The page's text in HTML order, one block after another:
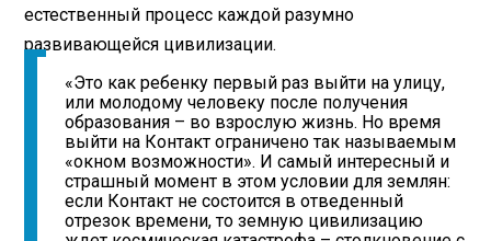
естественный процесс каждой разумно
развивающейся цивилизации.
«Это как ребенку первый раз выйти на улицу,
или молодому человеку после получения
образования – во взрослую жизнь. Но время
выйти на Контакт ограничено так называемым
«окном возможности». И самый интересный и
страшный момент в этом условии для землян:
если Контакт не состоится в отведенный
отрезок времени, то земную цивилизацию